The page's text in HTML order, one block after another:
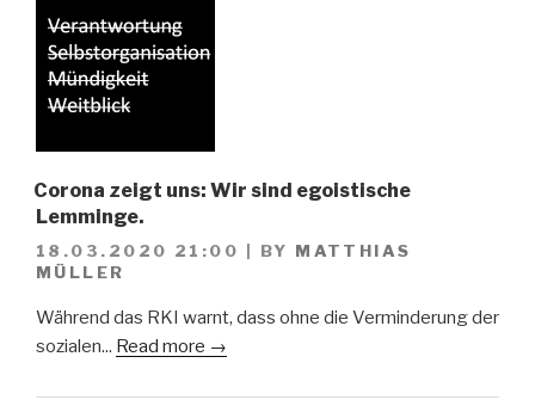
Corona zeigt uns: Wir sind egoistische
Lemminge.
18.03.2020 21:00 BY MATTHIAS
MÜLLER
Während das RKI warnt, dass ohne die Verminderung der
sozialen... Read more →